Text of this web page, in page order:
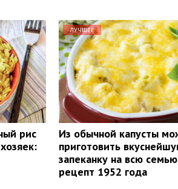
рис
ЛУЧШЕЕ
Из обычной капусты
приготовить
запеканку на всю
рецепт 1952 года